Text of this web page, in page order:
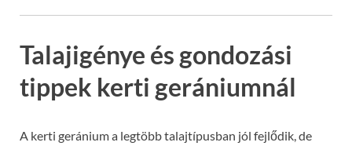
Talajigénye és gondozási
tippek kerti gerániumnál
A kerti geránium a legtöbb talajtípusban jól fejlődik, de